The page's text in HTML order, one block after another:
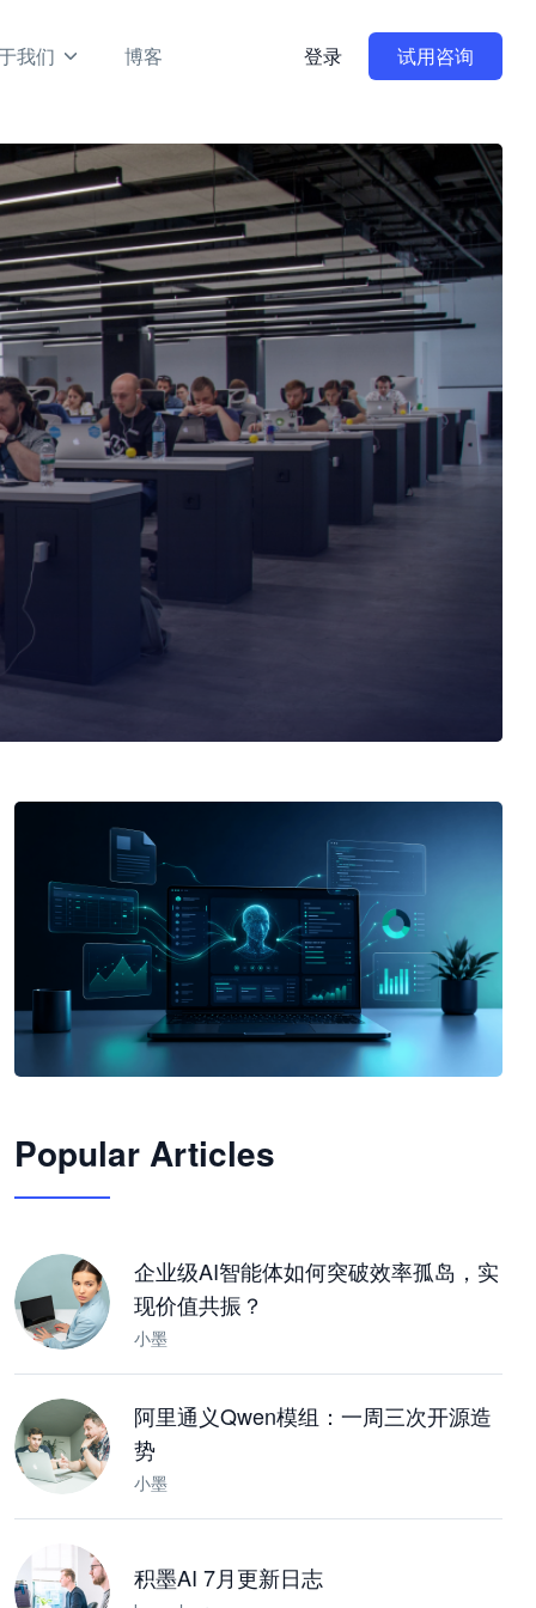
我们 博客 登录 试用咨询
JimoClaw 桌面 AI Agent 工作台
Popular Articles
企业级AI智能体如何突破效率孤岛，实
现价值共振？
小墨
阿里通义Qwen模组：一周三次开源造
势
小墨
积墨AI 7月更新日志